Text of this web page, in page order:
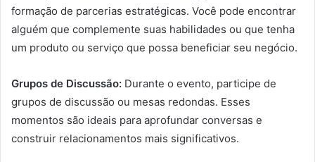
formação de parcerias estratégicas. Você pode encontrar
alguém que complemente suas habilidades ou que tenha
um produto ou serviço que possa beneficiar seu negócio.
Grupos de Discussão: Durante o evento, participe de
grupos de discussão ou mesas redondas. Esses
momentos são ideais para aprofundar conversas e
construir relacionamentos mais significativos.